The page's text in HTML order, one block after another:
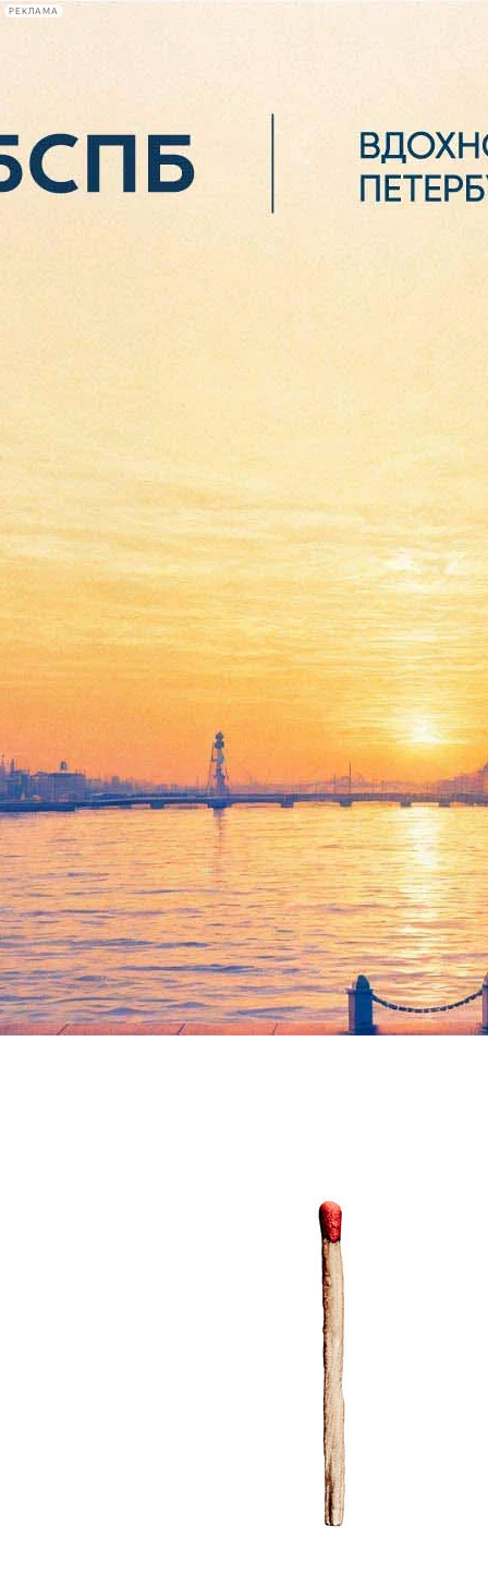
РЕКЛАМА
Сегодня:
2026.08.07
Теперь официально:
Rammstein выпустили новый
альбом
17 мая 2019,09:50 Версия для печати
Немецкая рок-группа Rammstein 17 мая выпустила свою
седьмую полноформатную пластинку под названием
Rammstein. В открытом доступе альбом оказался сразу после
наступления полуночи, хотя еще
за два дня до официального
релиза треки слили в Сеть.
Новых релизов от группы не было слышно 10 лет —
последний LP Rammstein под названием Liebe ist für alle da
датирован 2009 годом. В новый альбом вошли 11 треков.
Первоначальный вариант обложки — черный фон с
логотипом группы. Незадолго до релиза немцы ее поменяли
на незажженную спичку на белом фоне.